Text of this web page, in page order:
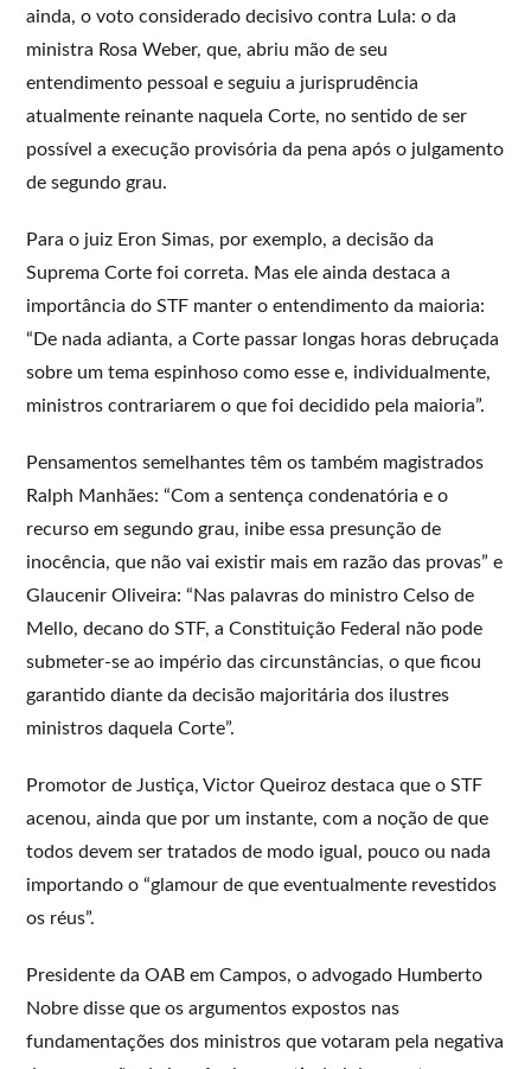
ainda, o voto considerado decisivo contra Lula: o da
ministra Rosa Weber, que, abriu mão de seu
entendimento pessoal e seguiu a jurisprudência
atualmente reinante naquela Corte, no sentido de ser
possível a execução provisória da pena após o julgamento
de segundo grau.
Para o juiz Eron Simas, por exemplo, a decisão da
Suprema Corte foi correta. Mas ele ainda destaca a
importância do STF manter o entendimento da maioria:
“De nada adianta, a Corte passar longas horas debruçada
sobre um tema espinhoso como esse e, individualmente,
ministros contrariarem o que foi decidido pela maioria”.
Pensamentos semelhantes têm os também magistrados
Ralph Manhães: “Com a sentença condenatória e o
recurso em segundo grau, inibe essa presunção de
inocência, que não vai existir mais em razão das provas” e
Glaucenir Oliveira: “Nas palavras do ministro Celso de
Mello, decano do STF, a Constituição Federal não pode
submeter-se ao império das circunstâncias, o que ficou
garantido diante da decisão majoritária dos ilustres
ministros daquela Corte”.
Promotor de Justiça, Victor Queiroz destaca que o STF
acenou, ainda que por um instante, com a noção de que
todos devem ser tratados de modo igual, pouco ou nada
importando o “glamour de que eventualmente revestidos
os réus”.
Presidente da OAB em Campos, o advogado Humberto
Nobre disse que os argumentos expostos nas
fundamentações dos ministros que votaram pela negativa